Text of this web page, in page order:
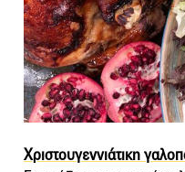
Χριστουγεννιάτικη